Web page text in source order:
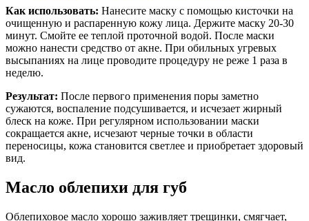
Как использовать: Нанесите маску с помощью кисточки на
очищенную и распаренную кожу лица. Держите маску 20-30
минут. Смойте ее теплой проточной водой. После маски
можно нанести средство от акне. При обильных угревых
высыпаниях на лице проводите процедуру не реже 1 раза в
неделю.
Результат: После первого применения поры заметно
сужаются, воспаление подсушивается, и исчезает жирный
блеск на коже. При регулярном использовании маски
сокращается акне, исчезают черные точки в области
переносицы, кожа становится светлее и приобретает здоровый
вид.
Масло облепихи для губ
Облепиховое масло хорошо заживляет трещинки, смягчает,